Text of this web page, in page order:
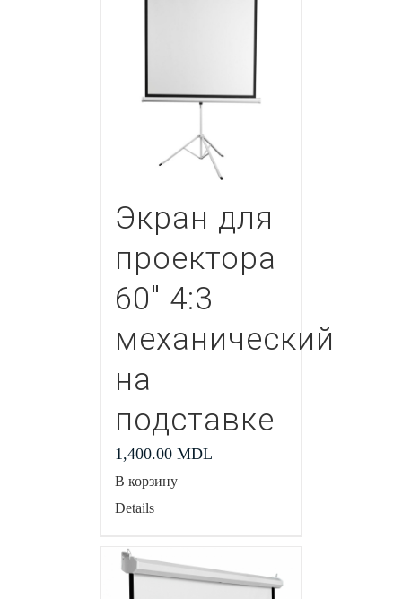
Экран для
проектора
60″ 4:3
механический
на
подставке
1,400.00 MDL
В корзину
Details